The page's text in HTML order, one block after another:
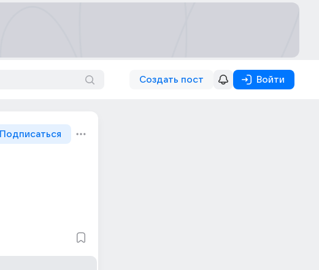
Создать пост Войти
Подписаться